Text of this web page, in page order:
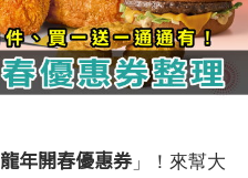
龍年開春優惠券」！來幫大